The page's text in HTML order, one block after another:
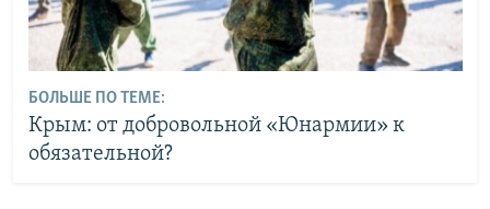
БОЛЬШЕ ПО ТЕМЕ:
Крым: от добровольной «Юнармии» к
обязательной?